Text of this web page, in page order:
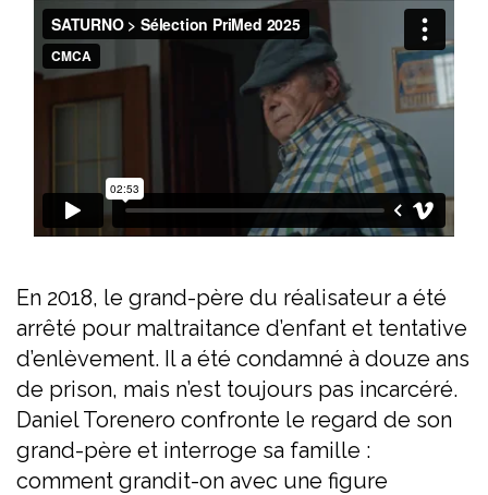
En 2018, le grand-père du réalisateur a été
arrêté pour maltraitance d’enfant et tentative
d’enlèvement. Il a été condamné à douze ans
de prison, mais n’est toujours pas incarcéré.
Daniel Torenero confronte le regard de son
grand-père et interroge sa famille :
comment grandit-on avec une figure